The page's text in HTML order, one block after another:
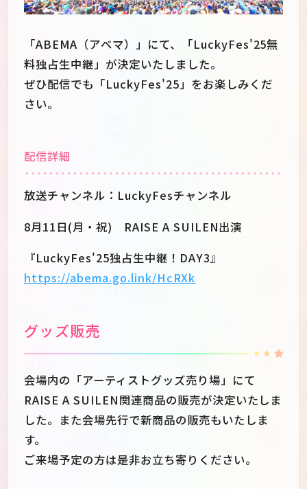
「ABEMA（アベマ）」にて、「LuckyFes'25無
料独占生中継」が決定いたしました。
ぜひ配信でも「LuckyFes'25」をお楽しみくだ
さい。
配信詳細
放送チャンネル：LuckyFesチャンネル
8月11日(月・祝) RAISE A SUILEN出演
『LuckyFes'25独占生中継！DAY3』
https://abema.go.link/HcRXk
グッズ販売
会場内の「アーティストグッズ売り場」にて
RAISE A SUILEN関連商品の販売が決定いたしま
した。また会場先行で新商品の販売もいたしま
す。
ご来場予定の方は是非お立ち寄りください。